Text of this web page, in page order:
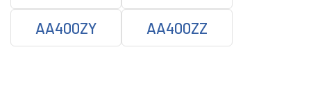
AA400ZY AA400ZZ